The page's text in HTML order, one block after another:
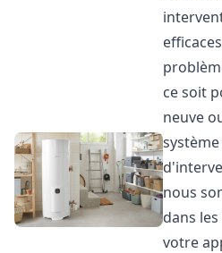
ce soit
neuve
nous
dans
votre